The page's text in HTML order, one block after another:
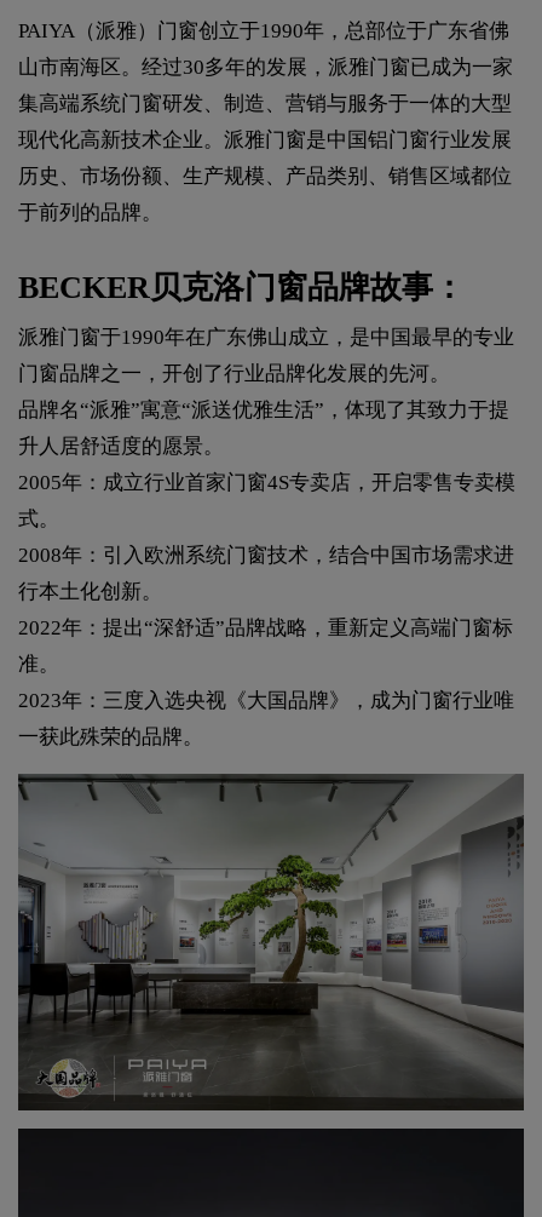
PAIYA（派雅）门窗创立于1990年，总部位于广东省佛
山市南海区。经过30多年的发展，派雅门窗已成为一家
集高端系统门窗研发、制造、营销与服务于一体的大型
现代化高新技术企业。派雅门窗是中国铝门窗行业发展
历史、市场份额、生产规模、产品类别、销售区域都位
于前列的品牌。
BECKER贝克洛门窗品牌故事：
派雅门窗于1990年在广东佛山成立，是中国最早的专业
门窗品牌之一，开创了行业品牌化发展的先河。
品牌名“派雅”寓意“派送优雅生活”，体现了其致力于提
升人居舒适度的愿景。
2005年：成立行业首家门窗4S专卖店，开启零售专卖模
式。
2008年：引入欧洲系统门窗技术，结合中国市场需求进
行本土化创新。
2022年：提出“深舒适”品牌战略，重新定义高端门窗标
准。
2023年：三度入选央视《大国品牌》，成为门窗行业唯
一获此殊荣的品牌。